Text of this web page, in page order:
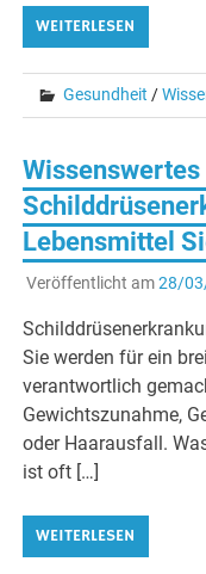
WEITERLESEN
Gesundheit /
Wissenswertes
Lebensmittel
Veröffentlicht am28/
Sie werden für ein
verantwortlich
Gewichtszunahme,
oder Haarausfall.
ist oft […]
WEITERLESEN